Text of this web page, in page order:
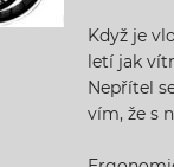
Když je
letí jak
Nepřítel
vím, že s